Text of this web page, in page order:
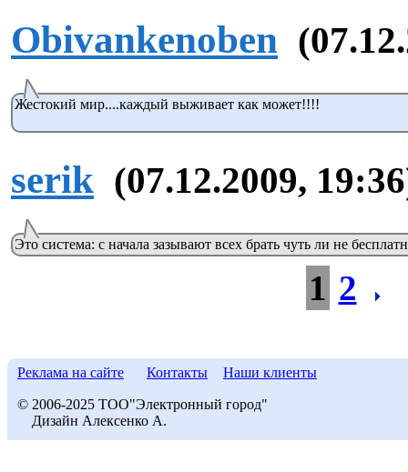
Obivankenoben
Жестокий мир....каждый выживает как может!!!!
serik (07.12.2009,
Это система: с начала зазывают всех брать чуть ли не
1 2
Реклама на сайте Контакты Наши клиенты
© 2006-2025 ТОО"Электронный город"
Дизайн Алексенко А.